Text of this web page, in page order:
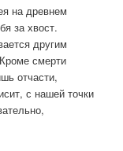
на древнем
за хвост.
другим
смерти
отчасти,
с нашей точки